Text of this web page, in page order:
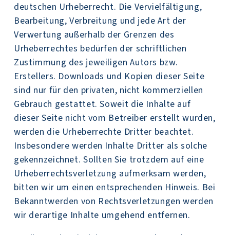
deutschen Urheberrecht. Die Vervielfältigung,
Bearbeitung, Verbreitung und jede Art der
Verwertung außerhalb der Grenzen des
Urheberrechtes bedürfen der schriftlichen
Zustimmung des jeweiligen Autors bzw.
Erstellers. Downloads und Kopien dieser Seite
sind nur für den privaten, nicht kommerziellen
Gebrauch gestattet. Soweit die Inhalte auf
dieser Seite nicht vom Betreiber erstellt wurden,
werden die Urheberrechte Dritter beachtet.
Insbesondere werden Inhalte Dritter als solche
gekennzeichnet. Sollten Sie trotzdem auf eine
Urheberrechtsverletzung aufmerksam werden,
bitten wir um einen entsprechenden Hinweis. Bei
Bekanntwerden von Rechtsverletzungen werden
wir derartige Inhalte umgehend entfernen.